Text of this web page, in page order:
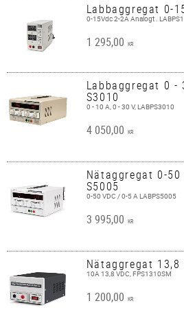
Labbaggregat 0-
0-15Vdc 2-2A Analogt .
1 295,00 KR
Labbaggregat 0 -
S3010
0 - 10 A, 0 - 30 V, LABPS3010
4 050,00 KR
Nätaggregat 0-50
S5005
0-50 VDC / 0-5 A LABPS5005
3 995,00 KR
Nätaggregat 13,8
10A 13,8 VDC, FPS1310SM
1 200,00 KR